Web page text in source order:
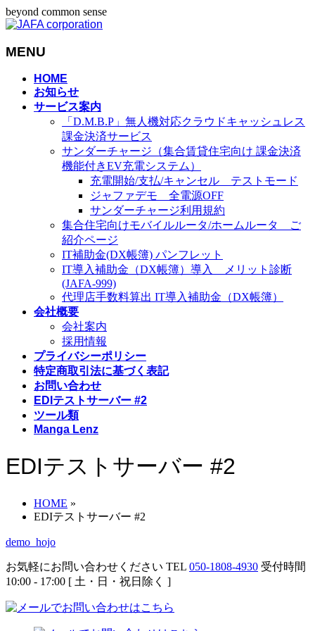
beyond common sense
MENU
HOME
お知らせ
サービス案内
「D.M.B.P」無人機対応クラウドキャッシュレス
課金決済サービス
サンダーチャージ（集合賃貸住宅向け 課金決済
機能付きEV充電システム）
充電開始/支払/キャンセル テストモード
ジャファデモ 全電源OFF
サンダーチャージ利用規約
集合住宅向けモバイルルータ/ホームルータ ご
紹介ページ
IT補助金(DX帳簿) パンフレット
IT導入補助金（DX帳簿）導入 メリット診断
(JAFA-999)
代理店手数料算出 IT導入補助金（DX帳簿）
会社概要
会社案内
採用情報
プライバシーポリシー
特定商取引法に基づく表記
お問い合わせ
EDIテストサーバー #2
ツール類
Manga Lenz
EDIテストサーバー #2
HOME »
EDIテストサーバー #2
demo_hojo
お気軽にお問い合わせください TEL 050-1808-4930 受付時間
10:00 - 17:00 [ 土・日・祝日除く ]